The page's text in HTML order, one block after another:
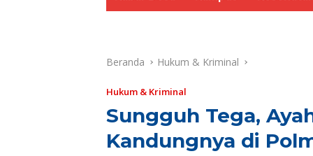
e
Beranda Hukum & Kriminal
Hukum & Kriminal
Sungguh Tega,
Kandungnya di